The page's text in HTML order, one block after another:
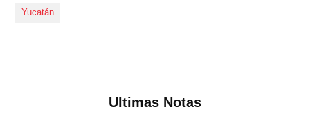
Yucatán
Ultimas Notas